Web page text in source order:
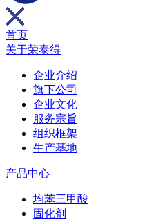
首页
关于荣泰得
企业介绍
旗下公司
企业文化
服务宗旨
组织框架
生产基地
产品中心
均苯三甲酸
固化剂